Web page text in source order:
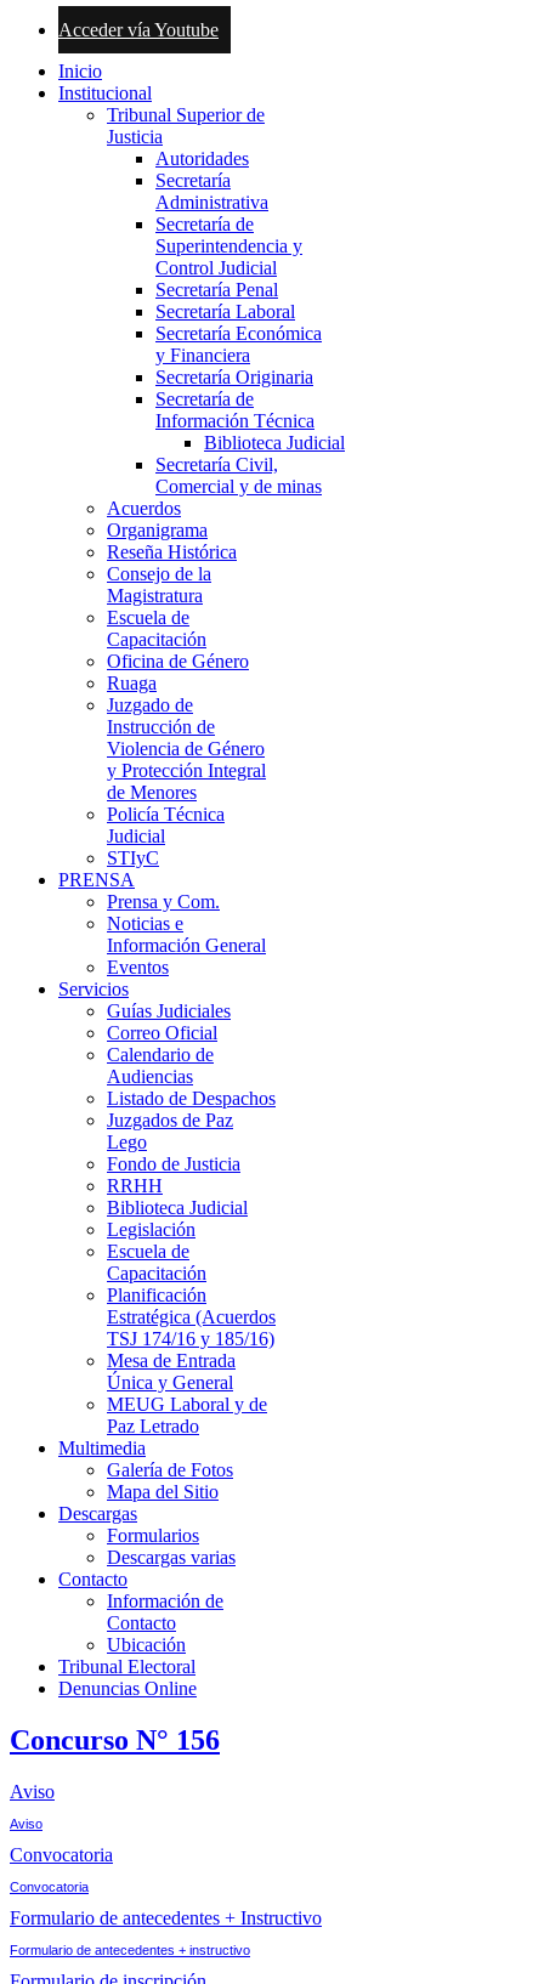
Acceder vía Youtube
Inicio
Institucional
Tribunal Superior de
Justicia
Autoridades
Secretaría
Administrativa
Secretaría de
Superintendencia y
Control Judicial
Secretaría Penal
Secretaría Laboral
Secretaría Económica
y Financiera
Secretaría Originaria
Secretaría de
Información Técnica
Biblioteca Judicial
Secretaría Civil,
Comercial y de minas
Acuerdos
Organigrama
Reseña Histórica
Consejo de la
Magistratura
Escuela de
Capacitación
Oficina de Género
Ruaga
Juzgado de
Instrucción de
Violencia de Género
y Protección Integral
de Menores
Policía Técnica
Judicial
STIyC
PRENSA
Prensa y Com.
Noticias e
Información General
Eventos
Servicios
Guías Judiciales
Correo Oficial
Calendario de
Audiencias
Listado de Despachos
Juzgados de Paz
Lego
Fondo de Justicia
RRHH
Biblioteca Judicial
Legislación
Escuela de
Capacitación
Planificación
Estratégica (Acuerdos
TSJ 174/16 y 185/16)
Mesa de Entrada
Única y General
MEUG Laboral y de
Paz Letrado
Multimedia
Galería de Fotos
Mapa del Sitio
Descargas
Formularios
Descargas varias
Contacto
Información de
Contacto
Ubicación
Tribunal Electoral
Denuncias Online
Concurso N° 156
Aviso
Aviso
Convocatoria
Convocatoria
Formulario de antecedentes + Instructivo
Formulario de antecedentes + instructivo